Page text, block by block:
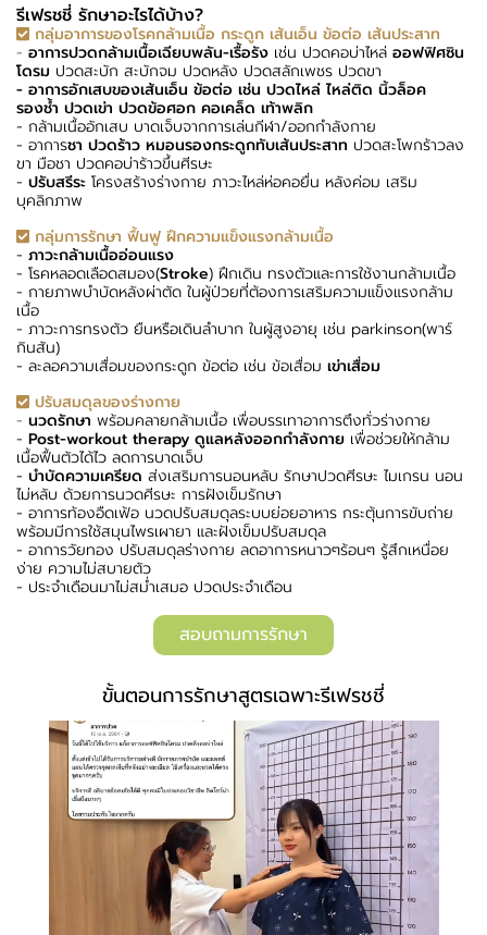
รีเฟรชชี่ รักษาอะไรได้บ้าง?
กลุ่มอาการของโรคกล้ามเนื้อ กระดูก เส้นเอ็น ข้อต่อ เส้นประสาท
- อาการปวดกล้ามเนื้อเฉียบพลัน-เรื้อรัง เช่น ปวดคอบ่าไหล่ ออฟฟิศซิน
โดรม ปวดสะบัก สะบักจม ปวดหลัง ปวดสลักเพชร ปวดขา
- อาการอักเสบของเส้นเอ็น ข้อต่อ เช่น ปวดไหล่ ไหล่ติด นิ้วล็อค
รองช้ำ ปวดเข่า ปวดข้อศอก คอเคล็ด เท้าพลิก
- กล้ามเนื้ออักเสบ บาดเจ็บจากการเล่นกีฬา/ออกกำลังกาย
- อาการชา ปวดร้าว หมอนรองกระดูกทับเส้นประสาท ปวดสะโพกร้าวลง
ขา มือชา ปวดคอบ่าร้าวขึ้นศีรษะ
- ปรับสรีระ โครงสร้างร่างกาย ภาวะไหล่ห่อคอยื่น หลังค่อม เสริม
บุคลิกภาพ
กลุ่มการรักษา ฟื้นฟู ฝึกความแข็งแรงกล้ามเนื้อ
- ภาวะกล้ามเนื้ออ่อนแรง
- โรคหลอดเลือดสมอง(Stroke) ฝึกเดิน ทรงตัวและการใช้งานกล้ามเนื้อ
- กายภาพบำบัดหลังผ่าตัด ในผู้ป่วยที่ต้องการเสริมความแข็งแรงกล้าม
เนื้อ
- ภาวะการทรงตัว ยืนหรือเดินลำบาก ในผู้สูงอายุ เช่น parkinson(พาร์
กินสัน)
- ละลอความเสื่อมของกระดูก ข้อต่อ เช่น ข้อเสื่อม เข่าเสื่อม
ปรับสมดุลของร่างกาย
- นวดรักษา พร้อมคลายกล้ามเนื้อ เพื่อบรรเทาอาการตึงทั่วร่างกาย
- Post-workout therapy ดูแลหลังออกกำลังกาย เพื่อช่วยให้กล้าม
เนื้อฟื้นตัวได้ไว ลดการบาดเจ็บ
- บำบัดความเครียด ส่งเสริมการนอนหลับ รักษาปวดศีรษะ ไมเกรน นอน
ไม่หลับ ด้วยการนวดศีรษะ การฝังเข็มรักษา
- อาการท้องอืดเฟ้อ นวดปรับสมดุลระบบย่อยอาหาร กระตุ้นการขับถ่าย
พร้อมมีการใช้สมุนไพรเผายา และฝังเข็มปรับสมดุล
- อาการวัยทอง ปรับสมดุลร่างกาย ลดอาการหนาวๆร้อนๆ รู้สึกเหนื่อย
ง่าย ความไม่สบายตัว
- ประจำเดือนมาไม่สม่ำเสมอ ปวดประจำเดือน
สอบถามการรักษา
ขั้นตอนการรักษาสูตรเฉพาะรีเฟรชชี่